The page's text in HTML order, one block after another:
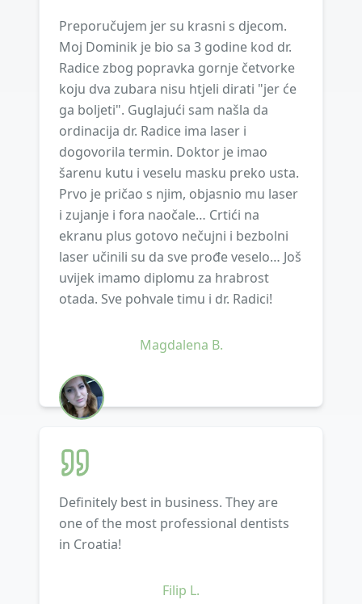
Preporučujem jer su krasni s djecom.
Moj Dominik je bio sa 3 godine kod dr.
Radice zbog popravka gornje četvorke
koju dva zubara nisu htjeli dirati "jer će
ga boljeti". Guglajući sam našla da
ordinacija dr. Radice ima laser i
dogovorila termin. Doktor je imao
šarenu kutu i veselu masku preko usta.
Prvo je pričao s njim, objasnio mu laser
i zujanje i fora naočale… Crtići na
ekranu plus gotovo nečujni i bezbolni
laser učinili su da sve prođe veselo… Još
uvijek imamo diplomu za hrabrost
otada. Sve pohvale timu i dr. Radici!
Magdalena B.
Definitely best in business. They are
one of the most professional dentists
in Croatia!
Filip L.